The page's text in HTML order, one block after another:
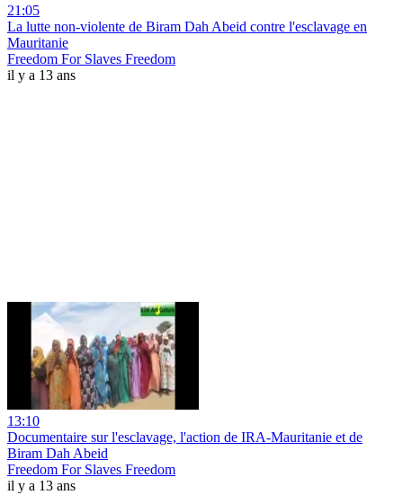
21:05
La lutte non-violente de Biram Dah Abeid contre l'esclavage en
Mauritanie
Freedom For Slaves Freedom
il y a 13 ans
13:10
Documentaire sur l'esclavage, l'action de IRA-Mauritanie et de
Biram Dah Abeid
Freedom For Slaves Freedom
il y a 13 ans